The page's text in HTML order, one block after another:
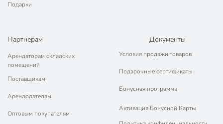
Подарки
Партнерам
Арендаторам складских
помещений
Поставщикам
Арендодателям
Оптовым покупателям
Документы
Условия продажи товаров
Подарочные сертификаты
Бонусная программа
Активация Бонусной Карты